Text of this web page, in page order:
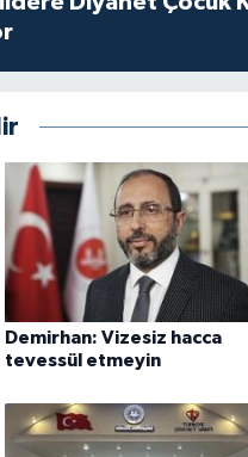
Demirhan: Vizesiz hacca
tevessül etmeyin